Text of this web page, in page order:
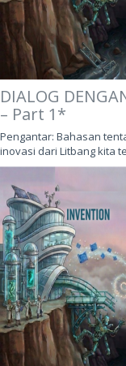
DIALOG
– Part 1*
Pengantar: Bahasan
inovasi dari Litbang kita